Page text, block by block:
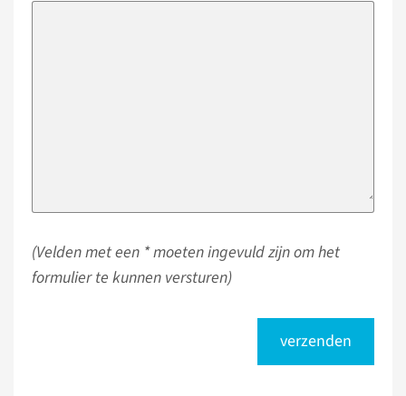
(Velden met een * moeten ingevuld zijn om het
formulier te kunnen versturen)
verzenden